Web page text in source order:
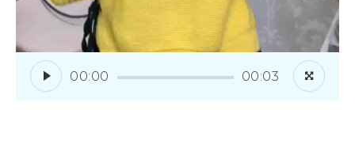
00:00 00:03